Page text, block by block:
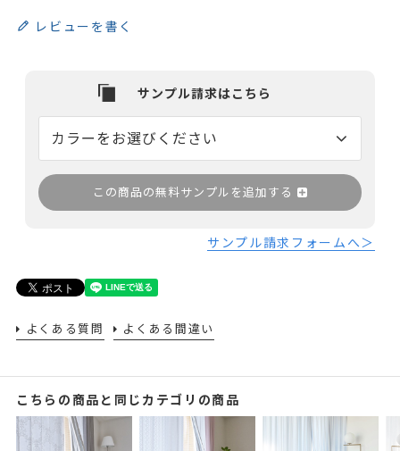
レビューを書く
この商品の無料サンプルを追加する
サンプル請求フォームへ＞
よくある質問 よくある間違い
こちらの商品と同じカテゴリの商品